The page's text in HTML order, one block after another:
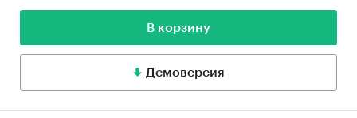
В корзину
Демоверсия